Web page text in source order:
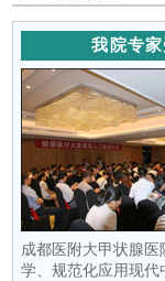
我院专
成都医附大甲状腺
学、规范化应用现代